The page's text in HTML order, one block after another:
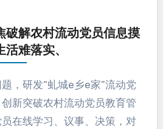
破解农村流动党员信息摸
难落实、
，研发“虬城e乡e家”流动党
新突破农村流动党员教育管
在线学习、议事、决策，对